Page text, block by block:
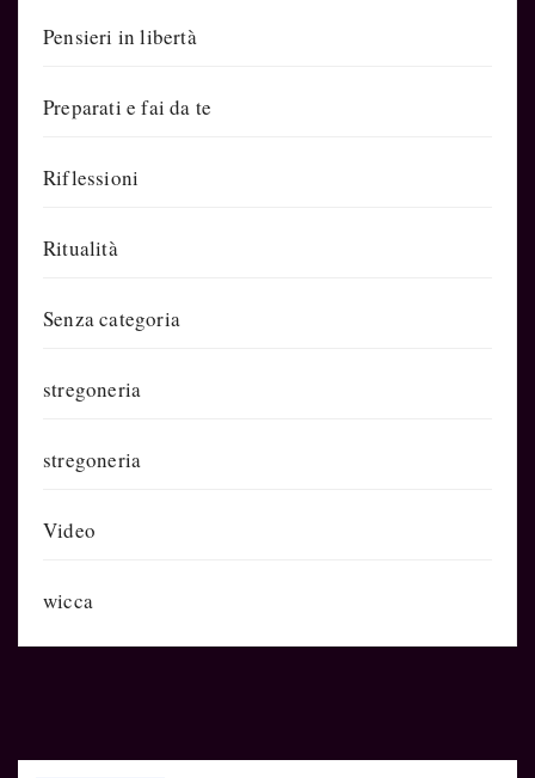
Pensieri in libertà
Preparati e fai da te
Riflessioni
Ritualità
Senza categoria
stregoneria
stregoneria
Video
wicca